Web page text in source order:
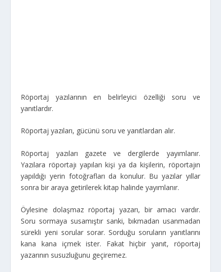
Röportaj yazılarının en belirleyici özelliği soru ve
yanıtlardır.
Röportaj yazıları, gücünü soru ve yanıtlardan alır.
Röportaj yazıları gazete ve dergilerde yayımlanır.
Yazılara röportajı yapılan kişi ya da kişilerin, röportajın
yapıldığı yerin fotoğrafları da konulur. Bu yazılar yıllar
sonra bir araya getirilerek kitap halinde yayımlanır.
Öylesine dolaşmaz röportaj yazarı, bir amacı vardır.
Soru sormaya susamıştır sanki, bıkmadan usanmadan
sürekli yeni sorular sorar. Sorduğu soruların yanıtlarını
kana kana içmek ister. Fakat hiçbir yanıt, röportaj
yazarının susuzluğunu geçiremez.